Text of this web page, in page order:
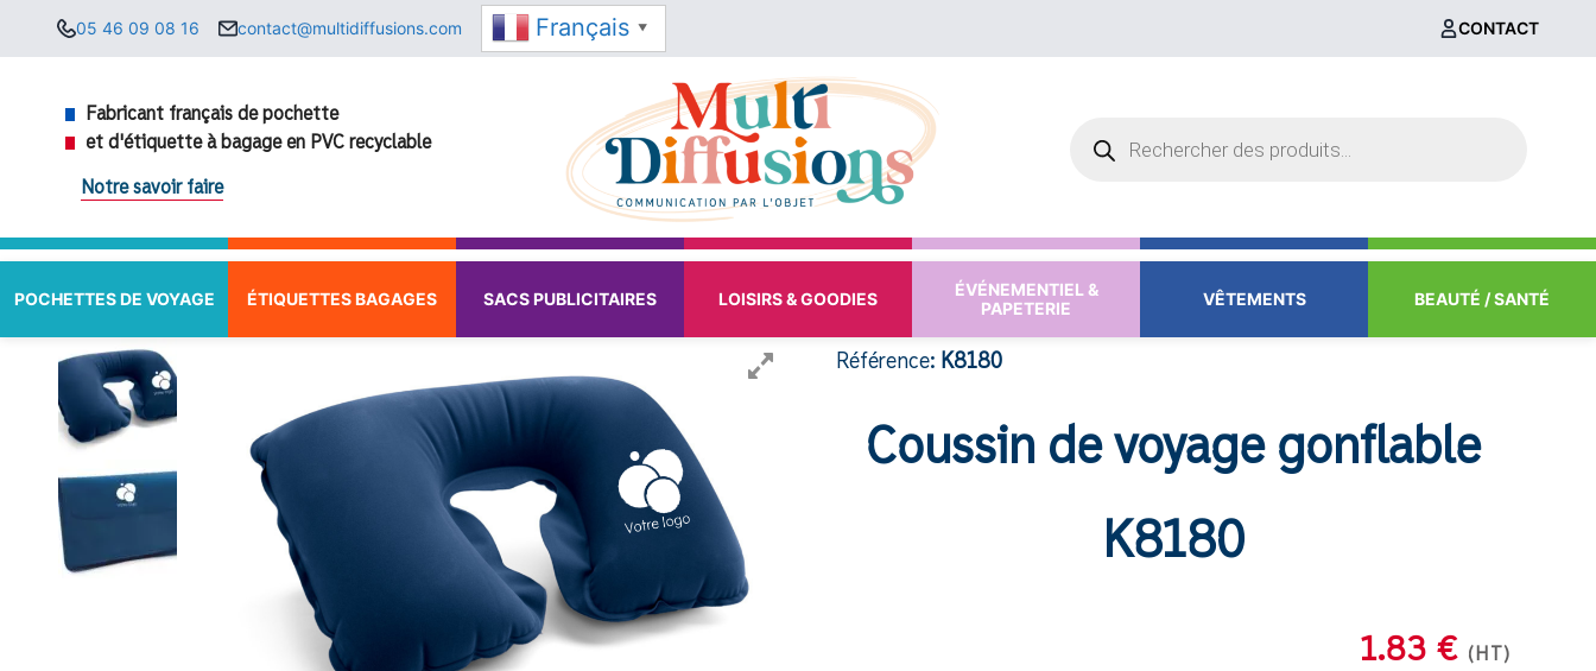
05 46 09 08 16 contact@multidiffusions.com Français ▼ CONTACT
Fabricant français de pochette
et d'étiquette à bagage en PVC recyclable
Notre savoir faire
produits
POCHETTES DE VOYAGE ÉTIQUETTES BAGAGES SACS PUBLICITAIRES LOISIRS & GOODIES
ÉVÉNEMENTIEL &
PAPETERIE
VÊTEMENTS BEAUTÉ / SANTÉ
Référence: K8180
Coussin de voyage gonflable
K8180
1.83 € (HT)